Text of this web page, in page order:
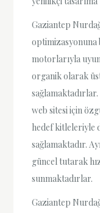
Gaziantep
motorlarıyla
organik olarak
web sitesi için
hedef kitleleriyle
sağlamaktadır.
güncel tutarak
sunmaktadırlar.
Gaziantep